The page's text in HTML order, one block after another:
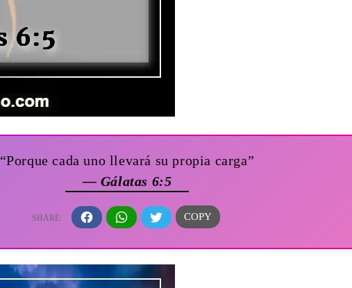
“Porque cada uno llevará su propia carga”
— Gálatas 6:5